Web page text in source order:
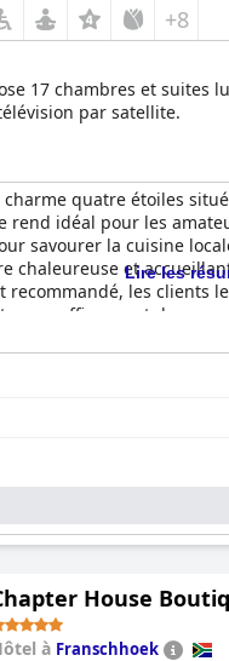
+8
17 chambres et suites
par satellite.
quatre étoiles
rend idéal pour les
savourer la cuisine
chaleureuse et
les clients
efficaces et des
aux voyageurs qui
Lire les
House
à Franschhoek